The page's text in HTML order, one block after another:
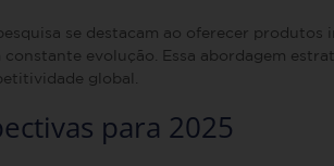
se destacam ao oferecer
constante evolução. Essa abordagem
global.
para 2025